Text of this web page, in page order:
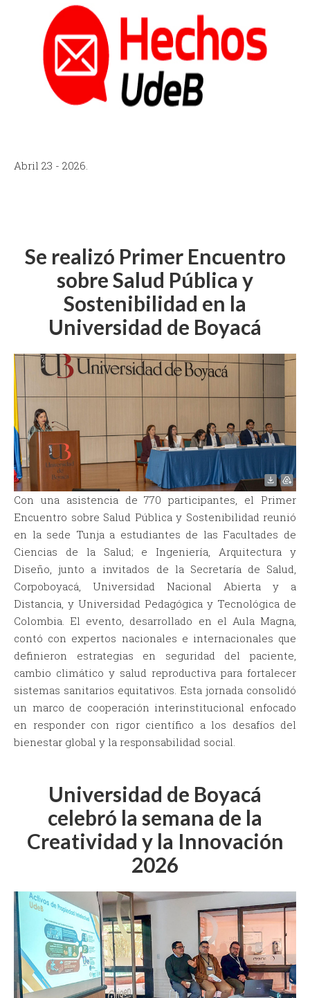
Abril 23 - 2026.
Se realizó Primer Encuentro
sobre Salud Pública y
Sostenibilidad en la
Universidad de Boyacá
Con una asistencia de 770 participantes, el Primer
Encuentro sobre Salud Pública y Sostenibilidad reunió
en la sede Tunja a estudiantes de las Facultades de
Ciencias de la Salud; e Ingeniería, Arquitectura y
Diseño, junto a invitados de la Secretaría de Salud,
Corpoboyacá, Universidad Nacional Abierta y a
Distancia, y Universidad Pedagógica y Tecnológica de
Colombia. El evento, desarrollado en el Aula Magna,
contó con expertos nacionales e internacionales que
definieron estrategias en seguridad del paciente,
cambio climático y salud reproductiva para fortalecer
sistemas sanitarios equitativos. Esta jornada consolidó
un marco de cooperación interinstitucional enfocado
en responder con rigor científico a los desafíos del
bienestar global y la responsabilidad social.
Universidad de Boyacá
celebró la semana de la
Creatividad y la Innovación
2026